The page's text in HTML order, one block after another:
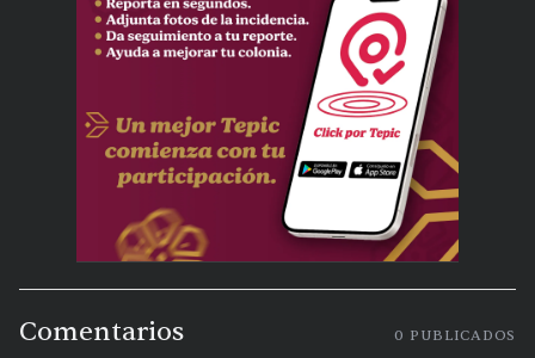
Comentarios 0 PUBLICADOS